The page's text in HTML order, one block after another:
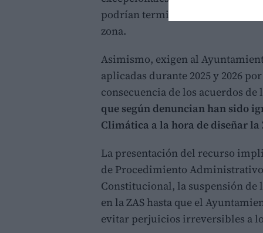
podrían terminar provocando un
zona.
Asimismo, exigen al
aplicadas durante 2025 y 2026
consecuencia de los acuerdos de
que según denuncian han sido
Climática a la hora de diseñar la
La presentación del recurso
de Procedimiento
Constitucional, la suspensión
en la ZAS hasta que el
evitar perjuicios irreversibles a